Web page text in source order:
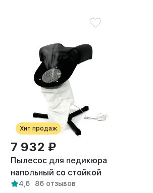
Хит продаж
7 932 ₽
Пылесос для педикюра
напольный со стойкой
Breeze черный
4,6 86 отзывов